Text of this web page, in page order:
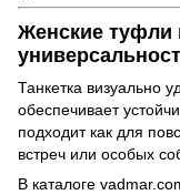
Женские туфли
Танкетка визуально
обеспечивает
подходит как для
встреч или особых
В каталоге